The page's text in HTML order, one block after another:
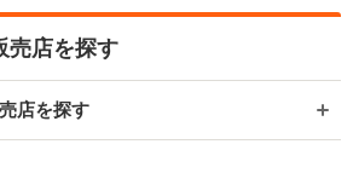
売店を探す
店を探す